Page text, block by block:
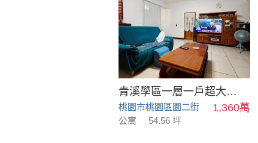
青溪學區一層一戶超大四房公寓
桃園市桃園區園二街 1,360萬
公寓 54.56 坪